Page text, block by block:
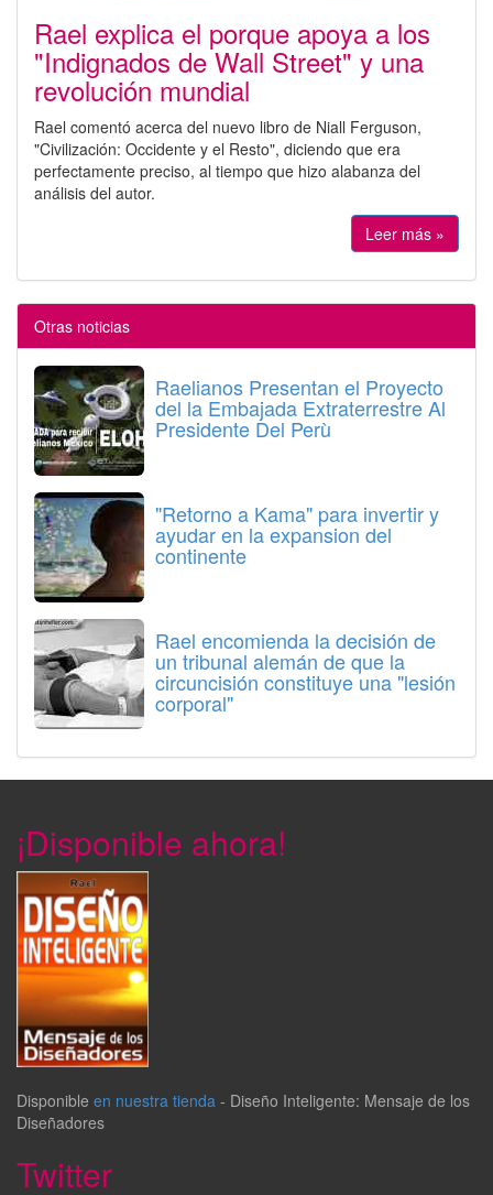
Rael explica el porque apoya a los
"Indignados de Wall Street" y una
revolución mundial
Rael comentó acerca del nuevo libro de Niall Ferguson,
"Civilización: Occidente y el Resto", diciendo que era
perfectamente preciso, al tiempo que hizo alabanza del
análisis del autor.
Leer más »
Otras noticias
Raelianos Presentan el Proyecto
del la Embajada Extraterrestre Al
Presidente Del Perù
"Retorno a Kama" para invertir y
ayudar en la expansion del
continente
Rael encomienda la decisión de
un tribunal alemán de que la
circuncisión constituye una "lesión
corporal"
¡Disponible ahora!
Disponible en nuestra tienda - Diseño Inteligente: Mensaje de los
Diseñadores
Twitter